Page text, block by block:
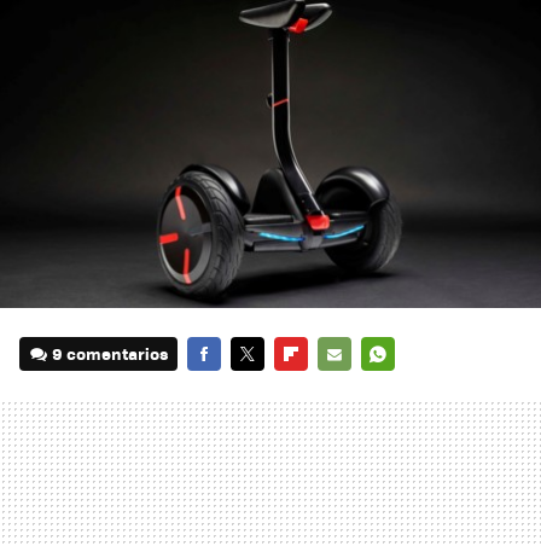
9 comentarios
MAIL